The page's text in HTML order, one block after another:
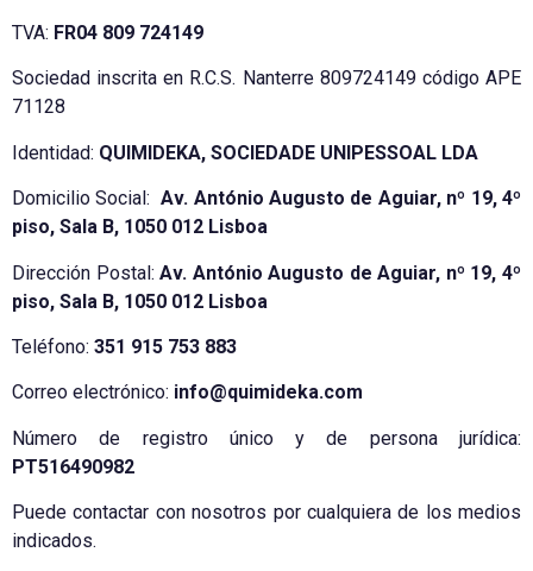
TVA: FR04 809 724149
Sociedad inscrita en R.C.S. Nanterre 809724149 código APE
71128
Identidad: QUIMIDEKA, SOCIEDADE UNIPESSOAL LDA
Domicilio Social: Av. António Augusto de Aguiar, nº 19, 4º
piso, Sala B, 1050 012 Lisboa
Dirección Postal: Av. António Augusto de Aguiar, nº 19, 4º
piso, Sala B, 1050 012 Lisboa
Teléfono: 351 915 753 883
Correo electrónico: info@quimideka.com
Número de registro único y de persona jurídica:
PT516490982
Puede contactar con nosotros por cualquiera de los medios
indicados.